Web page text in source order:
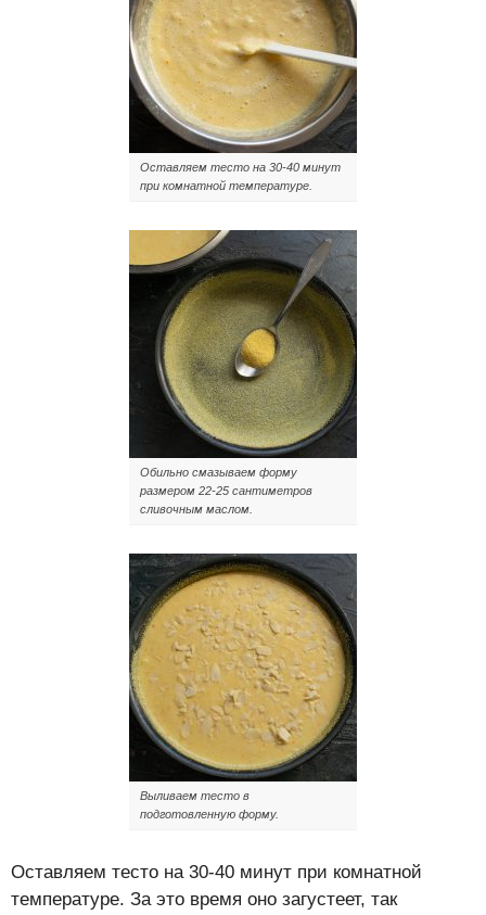
Оставляем тесто на 30-40 минут
при комнатной температуре.
Обильно смазываем форму
размером 22-25 сантиметров
сливочным маслом.
Выливаем тесто в
подготовленную форму.
Оставляем тесто на 30-40 минут при комнатной
температуре. За это время оно загустеет, так